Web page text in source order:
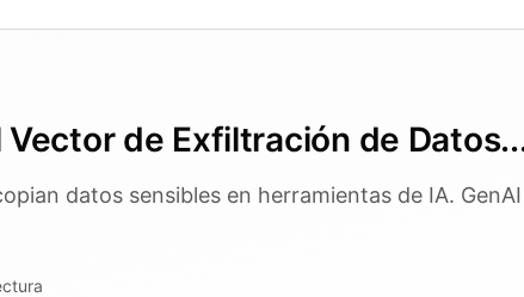
Vector de Exfiltración de
datos sensibles en herramientas de IA.